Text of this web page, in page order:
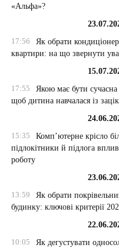
«Альфа»?
17:56
Як обрати
квартири: на що звернути
17:55
Якою має бути
щоб дитина навчалася із
15:35
Комп’ютерне крісло
підлокітники й підлога
роботу
13:59
Як обрати
будинку: ключові критерії
10:05
Як дегустувати